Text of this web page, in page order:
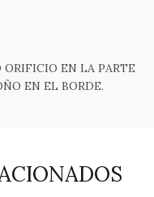
EN LA PARTE
EN EL BORDE.